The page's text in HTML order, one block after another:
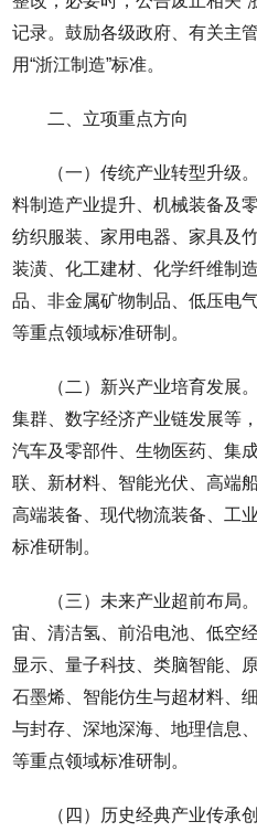
记录。鼓励各级政府、有关主
用“浙江制造”标准。
二、立项重点方向
（一）传统产业转型升级
料制造产业提升、机械装备及
纺织服装、家用电器、家具及
装潢、化工建材、化学纤维制
品、非金属矿物制品、低压电
等重点领域标准研制。
（二）新兴产业培育发展
集群、数字经济产业链发展等
汽车及零部件、生物医药、集
联、新材料、智能光伏、高端
高端装备、现代物流装备、工
标准研制。
（三）未来产业超前布局
宙、清洁氢、前沿电池、低空
显示、量子科技、类脑智能、
石墨烯、智能仿生与超材料、
与封存、深地深海、地理信息
等重点领域标准研制。
（四）历史经典产业传承